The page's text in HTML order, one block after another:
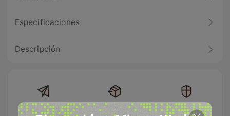
Especificaciones
Descripción
Envío gratis en
Devolución
100% Pago